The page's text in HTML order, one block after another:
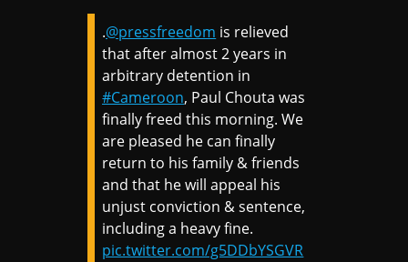
.@pressfreedom is relieved
that after almost 2 years in
arbitrary detention in
#Cameroon, Paul Chouta was
finally freed this morning. We
are pleased he can finally
return to his family & friends
and that he will appeal his
unjust conviction & sentence,
including a heavy fine.
pic.twitter.com/g5DDbYSGVR